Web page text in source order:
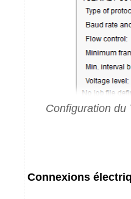
Configuration du
Connexions